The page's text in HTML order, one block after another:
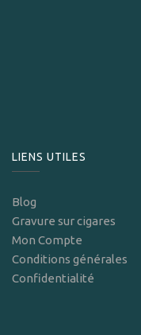
LIENS UTILES
Blog
Gravure sur cigares
Mon Compte
Conditions générales
Confidentialité